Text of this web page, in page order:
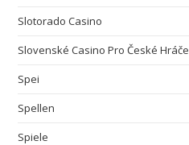
Slotorado Casino
Slovenské Casino Pro České Hráče
Spei
Spellen
Spiele